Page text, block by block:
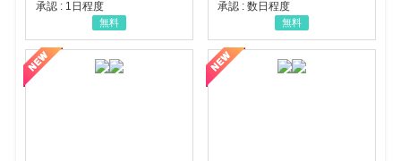
承認 : 1日程度
無料
承認 : 数日程度
無料